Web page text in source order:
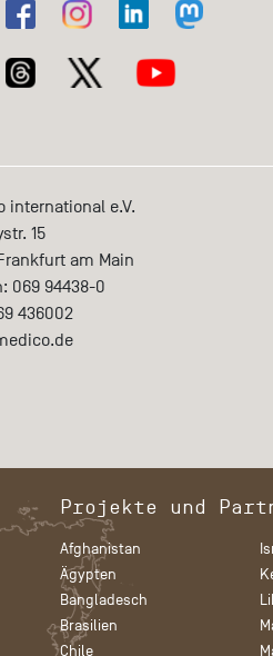
international e.V.
15
am Main
069 94438-0
436002
Projekte und
Afghanistan
Ägypten
Bangladesch
Brasilien
Chile